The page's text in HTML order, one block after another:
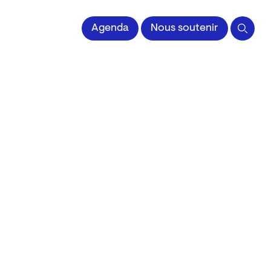
impriméeAgenda Nous soutenir